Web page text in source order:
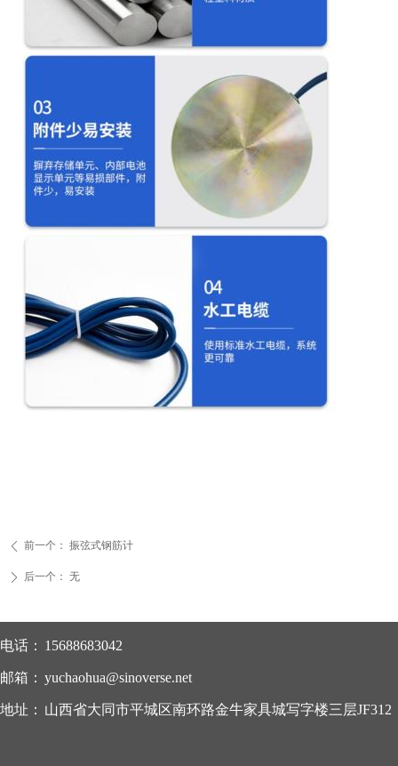
ꄴ 前一个： 振弦式钢筋计
ꄲ 后一个： 无
电话： 15688683042
邮箱： yuchaohua@sinoverse.net
地址： 山西省大同市平城区南环路金牛家具城写字楼三层JF312